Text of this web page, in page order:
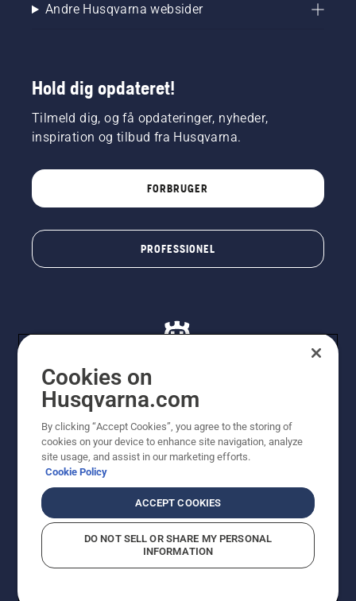
Andre Husqvarna websider
Hold dig opdateret!
Tilmeld dig, og få opdateringer, nyheder,
inspiration og tilbud fra Husqvarna.
FORBRUGER
PROFESSIONEL
viste priser er vejledende udsalgspriser. Der tages
forbehold for stave- og trykfejl samt prisændringer. Vi
stræber efter at have så nøjagtige oplysningerne på
dette websted som muligt. Alle anførte priser er
vejledende udsalgspriser (inkl. moms), medmindre
Bekendtgørelse vedr. beskyttelse af personlige oplysninger
Rapporter formodede overtrædelser
Cookies on
Husqvarna.com
By clicking “Accept Cookies”, you agree to the storing of
cookies on your device to enhance site navigation, analyze
site usage, and assist in our marketing efforts.
Cookie Policy
ACCEPT COOKIES
DO NOT SELL OR SHARE MY PERSONAL
INFORMATION